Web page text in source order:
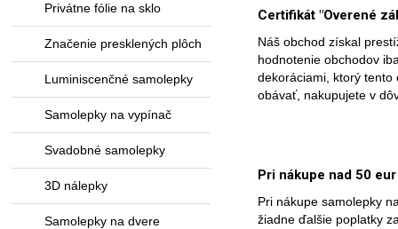
Certifikát "Overené
Náš obchod získal
hodnotenie obchodov
dekoráciami, ktorý
obávať, nakupujete v
Pri nákupe nad 50
Pri nákupe samolepky
žiadne ďalšie poplatky
Privátne fólie na sklo
Značenie presklených plôch
Luminiscenčné samolepky
Samolepky na vypínač
Svadobné samolepky
3D nálepky
Samolepky na dvere